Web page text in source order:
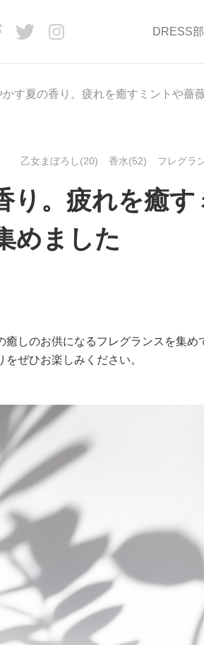
DRESS
す夏の香り。疲れを癒すミントや薔
乙女まぼろし(20) 香水(52) フレグラ
り。疲れを癒す
めました
しのお供になるフレグランスを集め
ぜひお楽しみください。